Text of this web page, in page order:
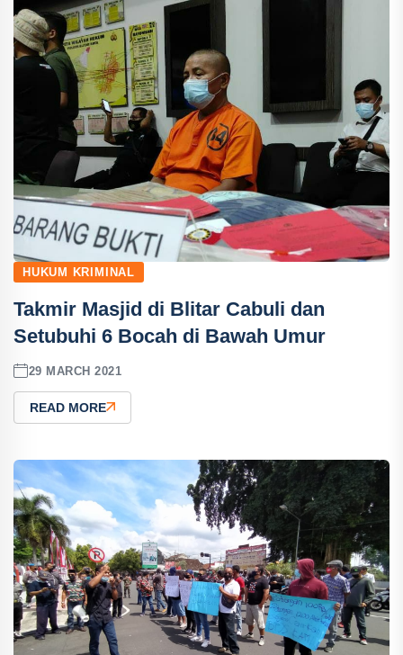
HUKUM KRIMINAL
Takmir Masjid di Blitar Cabuli dan
Setubuhi 6 Bocah di Bawah Umur
29 MARCH 2021
READ MORE